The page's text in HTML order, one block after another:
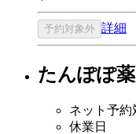
予約対象外 詳細
たんぽぽ
ネット予約
休業日